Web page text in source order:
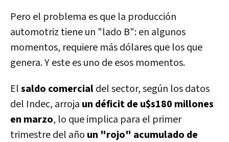
Pero el problema es que la producción
automotriz tiene un "lado B": en algunos
momentos, requiere más dólares que los que
genera. Y este es uno de esos momentos.
Elsaldo comercialdel sector, según los datos
del Indec, arroja un déficit de u$s180 millones
en marzo, lo que implica para el primer
trimestre del año un "rojo" acumulado de